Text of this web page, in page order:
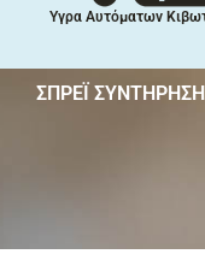
Υγρα Αυτόματων
ΣΠΡΈΪ